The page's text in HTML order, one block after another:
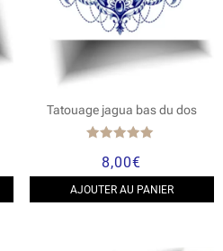
Tatouage jagua bas du dos
5.00
sur 5
8,00€
AJOUTER AU PANIER